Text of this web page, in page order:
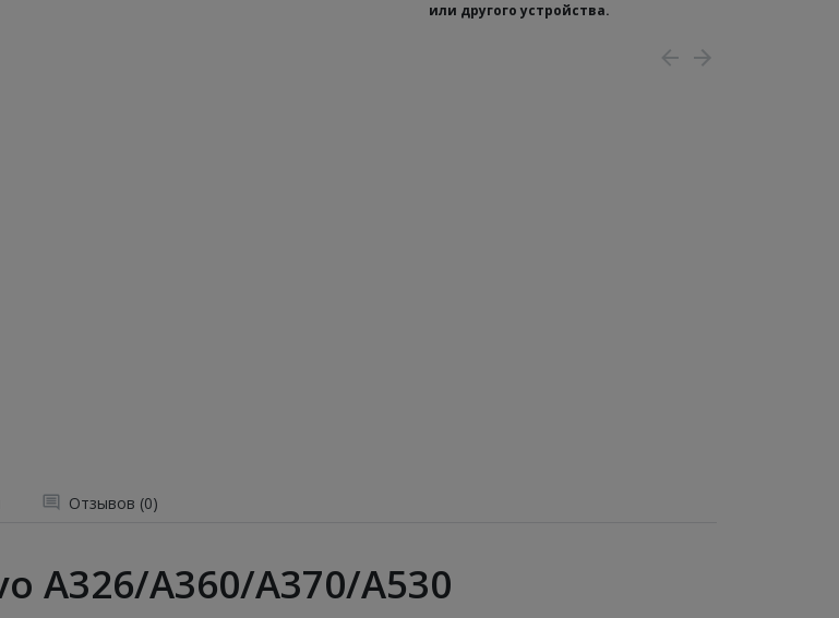
или другого устройства.
Отзывов (0)
A326/A360/A370/A530